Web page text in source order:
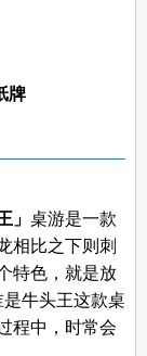
牌
」 桌游是一款
相比之下则刺
特色，就是放
牛头王这款桌
程中，时常会